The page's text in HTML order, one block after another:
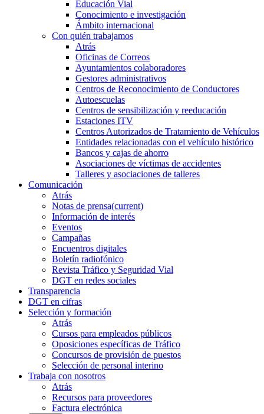
Educación Vial
Conocimiento e investigación
Ámbito internacional
Con quién trabajamos
Atrás
Oficinas de Correos
Ayuntamientos colaboradores
Gestores administrativos
Centros de Reconocimiento de Conductores
Autoescuelas
Centros de sensibilización y reeducación
Estaciones ITV
Centros Autorizados de Tratamiento de Vehículos
Entidades relacionadas con el vehículo histórico
Bancos y cajas de ahorro
Asociaciones de víctimas de accidentes
Talleres y asociaciones de talleres
Comunicación
Atrás
Notas de prensa(current)
Información de interés
Eventos
Campañas
Encuentros digitales
Boletín radiofónico
Revista Tráfico y Seguridad Vial
DGT en redes sociales
Transparencia
DGT en cifras
Selección y formación
Atrás
Cursos para empleados públicos
Oposiciones específicas de Tráfico
Concursos de provisión de puestos
Selección de personal interino
Trabaja con nosotros
Atrás
Recursos para proveedores
Factura electrónica